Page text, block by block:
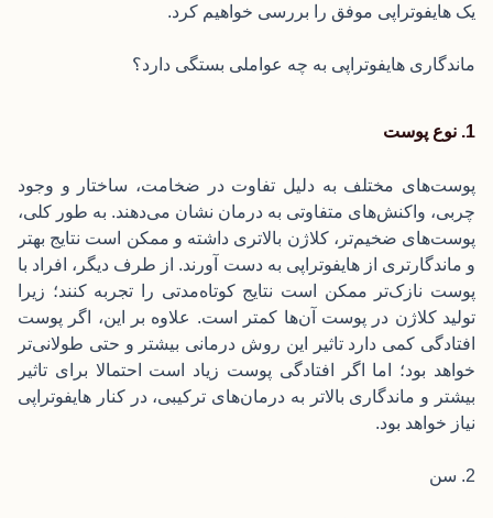
یک هایفوتراپی موفق را بررسی خواهیم کرد.
ماندگاری هایفوتراپی به چه عواملی بستگی دارد؟
1. نوع پوست
پوست‌های مختلف به دلیل تفاوت در ضخامت، ساختار و وجود
چربی، واکنش‌های متفاوتی به درمان نشان می‌دهند. به طور کلی،
پوست‌های ضخیم‌تر، کلاژن بالاتری داشته و ممکن است نتایج بهتر
و ماندگارتری از هایفوتراپی به دست آورند. از طرف دیگر، افراد با
پوست نازک‌تر ممکن است نتایج کوتاه‌مدتی را تجربه کنند؛ زیرا
تولید کلاژن در پوست آن‌ها کمتر است. علاوه بر این، اگر پوست
افتادگی کمی دارد تاثیر این روش درمانی بیشتر و حتی طولانی‌تر
خواهد بود؛ اما اگر افتادگی پوست زیاد است احتمالا برای تاثیر
بیشتر و ماندگاری بالاتر به درمان‌های ترکیبی، در کنار هایفوتراپی
نیاز خواهد بود.
2. سن